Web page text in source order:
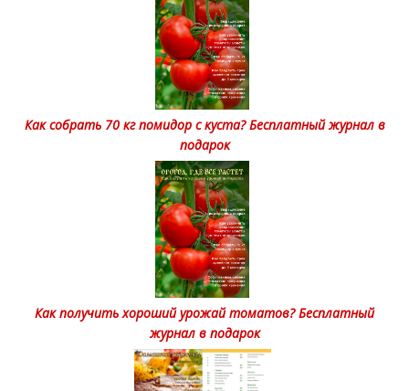
Как собрать 70 кг помидор с куста? Бесплатный журнал в
подарок
Как получить хороший урожай томатов? Бесплатный
журнал в подарок